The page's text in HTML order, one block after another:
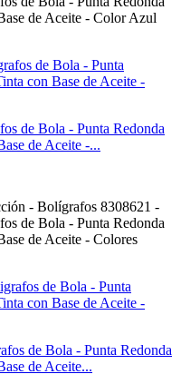
de Aceite - Color Azul
de Bola - Punta Redonda
de Aceite -...
- Bolígrafos 8308621 -
de Bola - Punta Redonda
de Aceite - Colores
de Bola - Punta Redonda
de Aceite...